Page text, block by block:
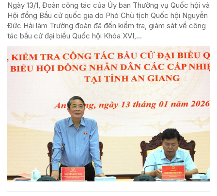
Ngày 13/1, Đoàn công tác của Ủy ban Thường vụ Quốc hội và
Hội đồng Bầu cử quốc gia do Phó Chủ tịch Quốc hội Nguyễn
Đức Hải làm Trưởng đoàn đã đến kiểm tra, giám sát về công
tác bầu cử đại biểu Quốc hội Khóa XVI,...